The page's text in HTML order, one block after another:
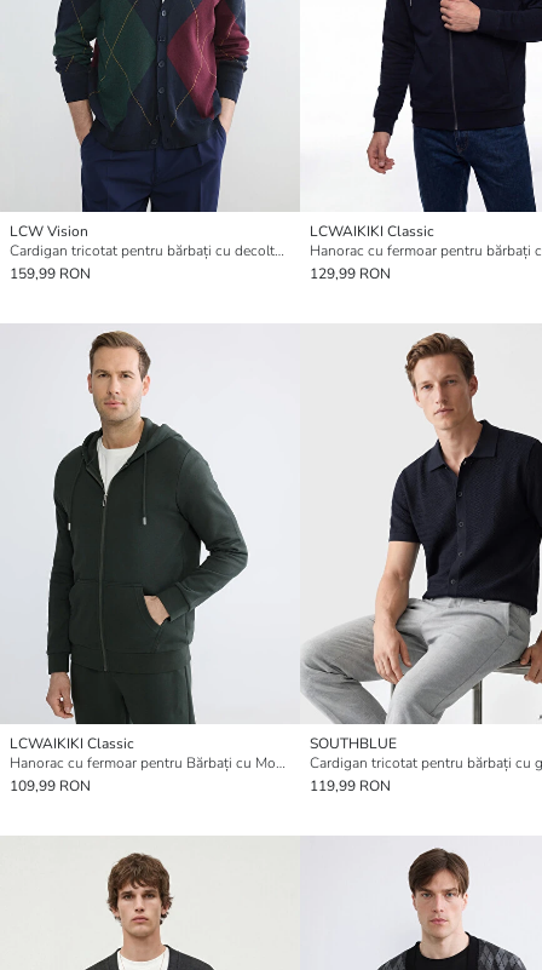
LCW Vision
Cardigan tricotat pentru bărbați cu decolteu în V, croială standard
159,99 RON
LCWAIKIKI Classic
Hanorac cu fermoar pentru bărbați
129,99 RON
LCWAIKIKI Classic
Hanorac cu fermoar pentru Bărbați cu Model Standard și Glugă
109,99 RON
SOUTHBLUE
119,99 RON